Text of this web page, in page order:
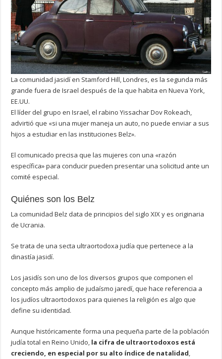
La comunidad jasidí en Stamford Hill, Londres, es la segunda más
grande fuera de Israel después de la que habita en Nueva York,
EE.UU.
El líder del grupo en Israel, el rabino Yissachar Dov Rokeach,
advirtió que «si una mujer maneja un auto, no puede enviar a sus
hijos a estudiar en las instituciones Belz».
El comunicado precisa que las mujeres con una «razón
específica» para conducir pueden presentar una solicitud ante un
comité especial.
Quiénes son los Belz
La comunidad Belz data de principios del siglo XIX y es originaria
de Ucrania.
Se trata de una secta ultraortodoxa judía que pertenece a la
dinastía jasidí.
Los jasidís son uno de los diversos grupos que componen el
concepto más amplio de judaísmo jaredí, que hace referencia a
los judíos ultraortodoxos para quienes la religión es algo que
define su identidad.
Aunque históricamente forma una pequeña parte de la población
judía total en Reino Unido, la cifra de ultraortodoxos está
creciendo, en especial por su alto índice de natalidad,